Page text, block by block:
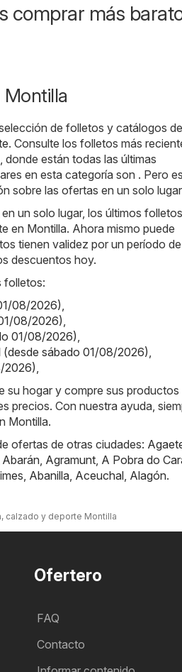
comprar más
Montilla
de folletos y catálogos de
. Consulte los folletos más
están todas las últimas
en esta categoría son . Pero
sobre las ofertas en un solo
un solo lugar, los últimos
en Montilla. Ahora mismo puede
tienen validez por un período
descuentos hoy.
folletos:
08/2026),
08/2026),
01/08/2026),
sábado 01/08/2026),
2026),
su hogar y compre sus productos
precios. Con nuestra ayuda,
Montilla.
ofertas de otras ciudades:
Abarán, Agramunt, A Pobra do
, Abanilla, Aceuchal, Alagón.
calzado y deporte Montilla
Ofertero
FAQ
Contacto